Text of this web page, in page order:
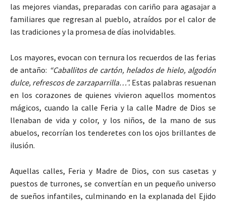
las mejores viandas, preparadas con cariño para agasajar a
familiares que regresan al pueblo, atraídos por el calor de
las tradiciones y la promesa de días inolvidables.
Los mayores, evocan con ternura los recuerdos de las ferias
de antaño: “Caballitos de cartón, helados de hielo, algodón
dulce, refrescos de zarzaparrilla…”.Estas palabras resuenan
en los corazones de quienes vivieron aquellos momentos
mágicos, cuando la calle Feria y la calle Madre de Dios se
llenaban de vida y color, y los niños, de la mano de sus
abuelos, recorrían los tenderetes con los ojos brillantes de
ilusión.
Aquellas calles, Feria y Madre de Dios, con sus casetas y
puestos de turrones, se convertían en un pequeño universo
de sueños infantiles, culminando en la explanada del Ejido